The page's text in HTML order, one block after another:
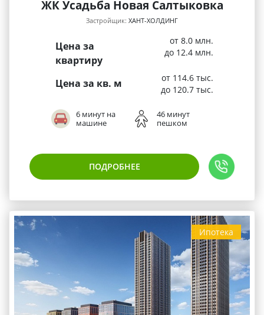
ЖК Усадьба Новая Салтыковка
Застройщик: ХАНТ-ХОЛДИНГ
Цена за
квартиру
от 8.0 млн.
до 12.4 млн.
Цена за кв. м
от 114.6 тыс.
до 120.7 тыс.
6 минут на
машине
46 минут
пешком
ПОДРОБНЕЕ
Ипотека